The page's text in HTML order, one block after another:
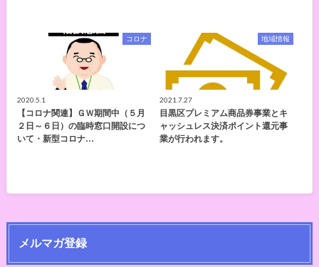
コロナ
2020.5.1
【コロナ関連】ＧＷ期間中（５月
２日～６日）の臨時窓口開設につ
いて・新型コロナ…
地域情報
2021.7.27
目黒区プレミアム商品券事業とキ
ャッシュレス決済ポイント還元事
業が行われます。
メルマガ登録